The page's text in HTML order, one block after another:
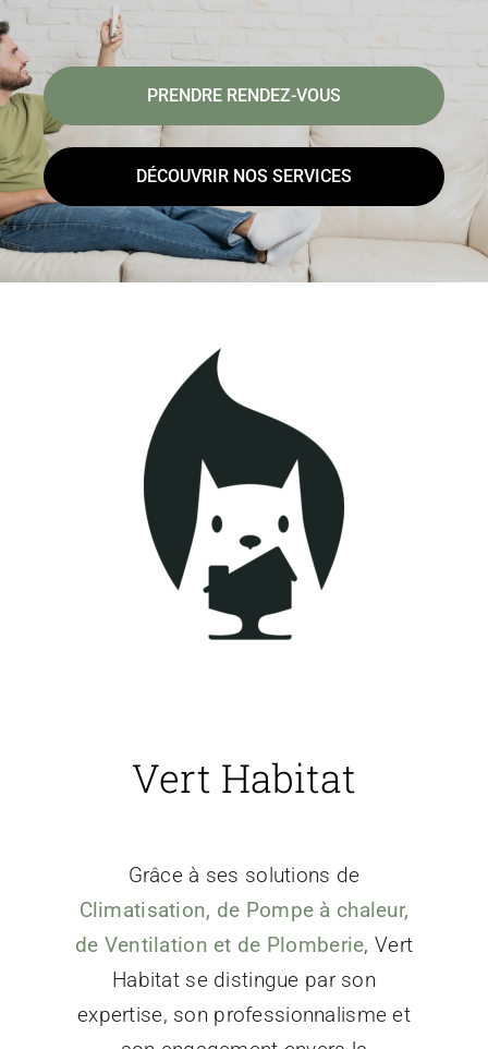
PRENDRE RENDEZ-VOUS
DÉCOUVRIR NOS SERVICES
Vert Habitat
Grâce à ses solutions de
Climatisation, de Pompe à chaleur,
de Ventilation et de Plomberie, Vert
Habitat se distingue par son
expertise, son professionnalisme et